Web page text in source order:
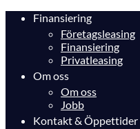
Finansiering
Företagsleasing
Finansiering
Privatleasing
Om oss
Om oss
Jobb
Kontakt & Öppettider